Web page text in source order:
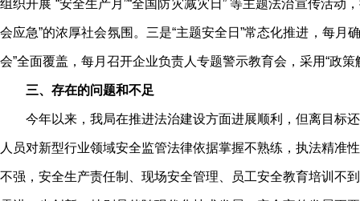
组织开展 “安全生产月”“全国防灾减灾日” 等主题法治宣传活
会应急”的浓厚社会氛围。三是“主题安全日”常态化推进，每月
会”全面覆盖，每月召开企业负责人专题警示教育会，采用“政
三、存在的问题和不足
今年以来，我局在推进法治建设方面进展顺利，但离目标
人员对新型行业领域安全监管法律依据掌握不熟练，执法精准
不强，安全生产责任制、现场安全管理、员工安全教育培训不